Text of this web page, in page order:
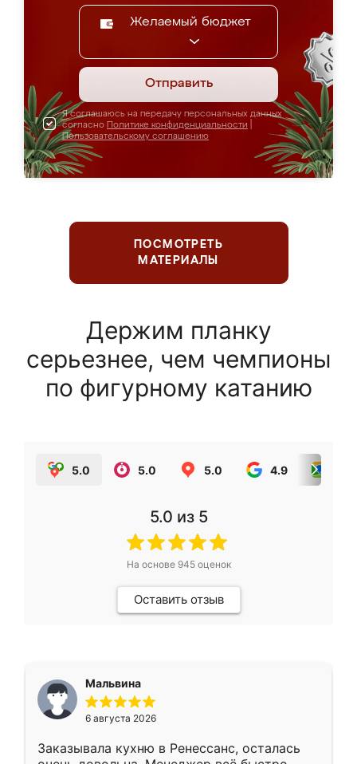
Желаемый бюджет
Отправить
Я соглашаюсь на передачу персональных данных
согласно Политике конфиденциальности
Пользовательскому соглашению
ПОСМОТРЕТЬ
МАТЕРИАЛЫ
Держим планку
серьезнее, чем чемпионы
по фигурному катанию
5.0 5.0 5.0 4.9
5.0 из 5
На основе 945оценок
Оставить отзыв
Мальвина
6 августа 2026
Заказывала кухню в Ренессанс, осталась